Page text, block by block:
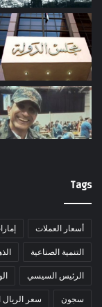
Tags
أسعار العملات
التنمية الصناعية
الرئيس السيسي
سجون سعر